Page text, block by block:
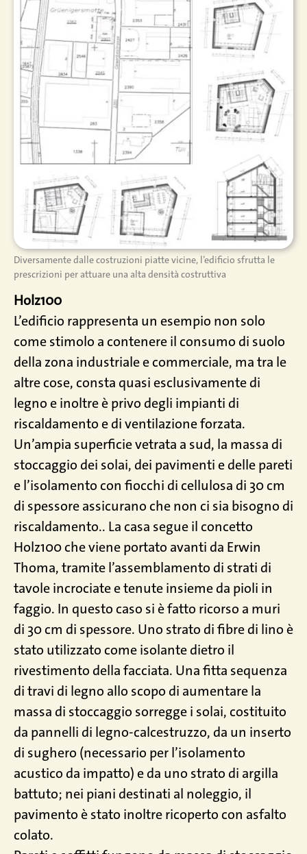
Diversamente dalle costruzioni piatte vicine, l’edificio sfrutta le
prescrizioni per attuare una alta densità costruttiva
Holz100
L’edificio rappresenta un esempio non solo
come stimolo a contenere il consumo di suolo
della zona industriale e commerciale, ma tra le
altre cose, consta quasi esclusivamente di
legno e inoltre è privo degli impianti di
riscaldamento e di ventilazione forzata.
Un’ampia superficie vetrata a sud, la massa di
stoccaggio dei solai, dei pavimenti e delle pareti
e l’isolamento con fiocchi di cellulosa di 30 cm
di spessore assicurano che non ci sia bisogno di
riscaldamento.. La casa segue il concetto
Holz100 che viene portato avanti da Erwin
Thoma, tramite l’assemblamento di strati di
tavole incrociate e tenute insieme da pioli in
faggio. In questo caso si è fatto ricorso a muri
di 30 cm di spessore. Uno strato di fibre di lino è
stato utilizzato come isolante dietro il
rivestimento della facciata. Una fitta sequenza
di travi di legno allo scopo di aumentare la
massa di stoccaggio sorregge i solai, costituito
da pannelli di legno-calcestruzzo, da un inserto
di sughero (necessario per l’isolamento
acustico da impatto) e da uno strato di argilla
battuto; nei piani destinati al noleggio, il
pavimento è stato inoltre ricoperto con asfalto
colato.